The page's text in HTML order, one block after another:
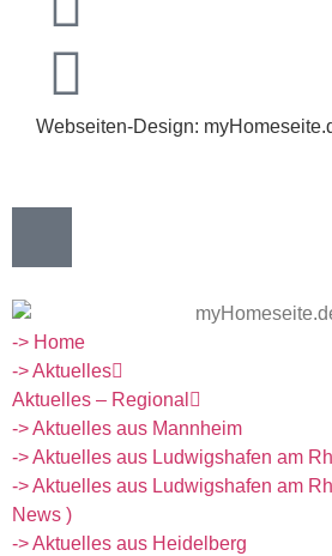
Webseiten-Design:
-> Home
-> Aktuelles
Aktuelles – Regional
-> Aktuelles aus Mannheim
-> Aktuelles aus Ludwigshafen am
-> Aktuelles aus Ludwigshafen am
News )
-> Aktuelles aus Heidelberg